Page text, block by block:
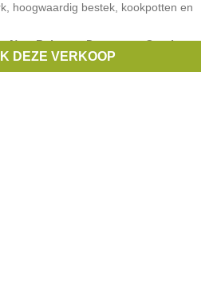
hoogwaardig bestek, kookpotten en
,New Balance,Demeyere,Staub,
DEZE VERKOOP